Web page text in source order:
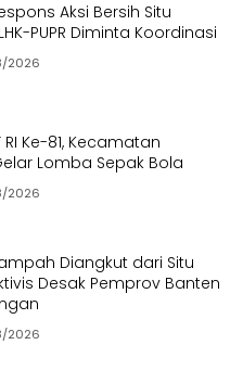
Aksi Bersih Situ
PUPR Diminta Koordinasi
2026
RI Ke-81, Kecamatan
Lomba Sepak Bola
2026
Diangkut dari Situ
Desak Pemprov Banten
2026